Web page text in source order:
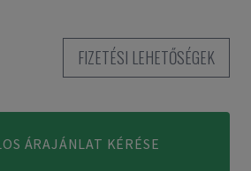
FIZETÉSI LEHETŐSÉGEK
ÁRAJÁNLAT KÉRÉSE